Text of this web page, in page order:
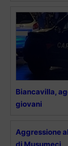
Biancavilla,
giovani
Aggressione